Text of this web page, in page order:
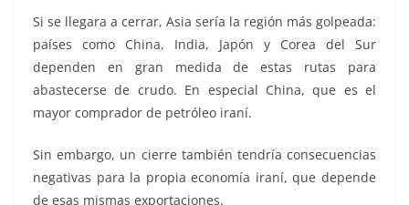
Si se llegara a cerrar, Asia sería la región más golpeada:
países como China, India, Japón y Corea del Sur
dependen en gran medida de estas rutas para
abastecerse de crudo. En especial China, que es el
mayor comprador de petróleo iraní.
Sin embargo, un cierre también tendría consecuencias
negativas para la propia economía iraní, que depende
de esas mismas exportaciones.